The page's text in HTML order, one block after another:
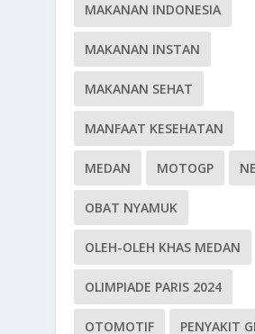
MAKANAN INDONESIA
MAKANAN INSTAN
MAKANAN SEHAT
MANFAAT KESEHATAN
MEDAN MOTOGP
OBAT NYAMUK
OLEH-OLEH KHAS MEDAN
OLIMPIADE PARIS 2024
OTOMOTIF PENYAKIT